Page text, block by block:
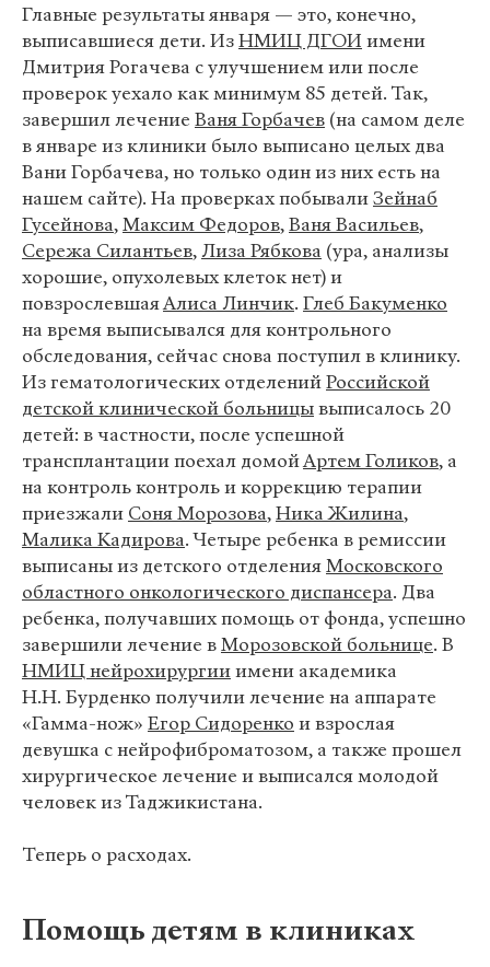
Главные результаты января — это, конечно,
выписавшиеся дети. ИзНМИЦ ДГОИ имени
Дмитрия Рогачева с улучшением или после
проверок уехало как минимум 85 детей. Так,
завершил лечение Ваня Горбачев (на самом деле
в январе из клиники было выписано целых два
Вани Горбачева, но только один из них есть на
нашем сайте). На проверках побывалиЗейнаб
Гусейнова,Максим Федоров,Ваня Васильев,
Сережа Силантьев,Лиза Рябкова (ура, анализы
хорошие, опухолевых клеток нет) и
повзрослевшаяАлиса Линчик. Глеб Бакуменко
на время выписывался для контрольного
обследования, сейчас снова поступил в клинику.
Из гематологических отделенийРоссийской
детской клинической больницывыписалось 20
детей: в частности, после успешной
трансплантации поехал домойАртем Голиков, а
на контроль контроль и коррекцию терапии
приезжали Соня Морозова,Ника Жилина,
Малика Кадирова. Четыре ребенка в ремиссии
выписаны из детского отделенияМосковского
областного онкологического диспансера. Два
ребенка, получавших помощь от фонда, успешно
завершили лечение вМорозовской больнице. В
НМИЦ нейрохирургииимени академика
Н.Н. Бурденко получили лечение на аппарате
«Гамма-нож» Егор Сидоренко и взрослая
девушка с нейрофиброматозом, а также прошел
хирургическое лечение и выписался молодой
человек из Таджикистана.
Теперь о расходах.
Помощь детям в клиниках